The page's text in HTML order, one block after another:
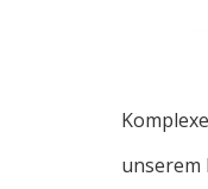
unserem